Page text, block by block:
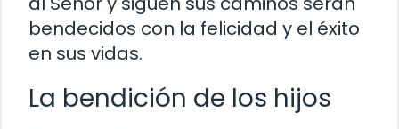
bendecidos con la felicidad y el éxito
en sus vidas.
La bendición de los hijos